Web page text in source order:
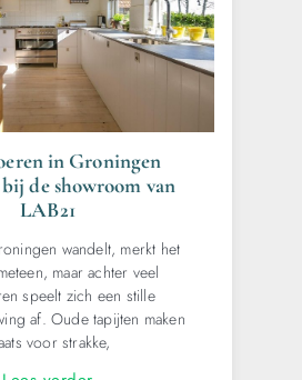
in Groningen
de showroom van
LAB21
wandelt, merkt het
maar achter veel
speelt zich een stille
af. Oude tapijten maken
voor strakke,